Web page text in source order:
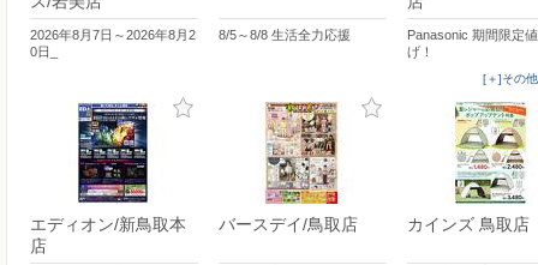
2026年8月7日～2026年8月2
0日_
8/5～8/8 生活全力応援
Panasonic 期間限定
げ！
[＋]その
エディオン/新鳥取本
店
バースデイ/鳥取店 カインズ 鳥取店